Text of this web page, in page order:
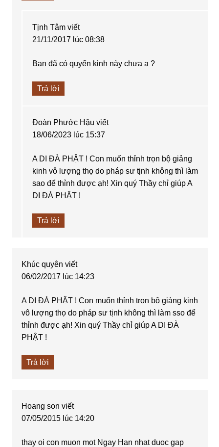
Tịnh Tâm viết
21/11/2017 lúc 08:38
Bạn đã có quyển kinh này chưa ạ ?
Trả lời
Đoàn Phước Hậu viết
18/06/2023 lúc 15:37
A DI ĐÀ PHẬT ! Con muốn thỉnh trọn bộ giảng
kinh vô lượng thọ do pháp sư tịnh không thì làm
sao để thỉnh được ạh! Xin quý Thầy chỉ giúp A
DI ĐÀ PHẬT !
Trả lời
Khúc quyên viết
06/02/2017 lúc 14:23
A DI ĐÀ PHẬT ! Con muốn thỉnh trọn bộ giảng kinh
vô lượng thọ do pháp sư tịnh không thì làm sso để
thỉnh được ạh! Xin quý Thầy chỉ giúp A DI ĐÀ
PHẬT !
Trả lời
Hoang son viết
07/05/2015 lúc 14:20
thay oi con muon mot Ngay Han nhat duoc gap